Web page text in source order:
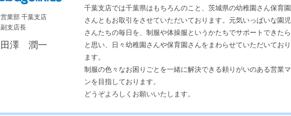
営業部 千葉支店
副支店長
田澤 潤一
千葉支店では千葉県はもちろんのこと、茨城県の幼稚園さん保育園
さんともお取引をさせていただいております。元気いっぱいな園児
さんたちの毎日を、制服や体操服というかたちでサポートできたら
と思い、日々幼稚園さんや保育園さんをまわらせていただいており
ます。
制服の色々なお困りごとを一緒に解決できる頼りがいのある営業マ
ンを目指しております。
どうぞよろしくお願いいたします。